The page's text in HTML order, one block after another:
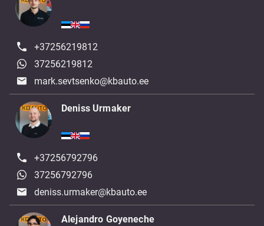
+37256219812
37256219812
mark.sevtsenko@kbauto.ee
Deniss Urmaker
+37256792796
37256792796
deniss.urmaker@kbauto.ee
Alejandro Goyeneche